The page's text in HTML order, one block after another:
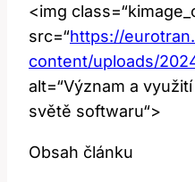
<img
src=“https://
content/uploads/
alt=“Význam a
světě softwaru“>
Obsah článku